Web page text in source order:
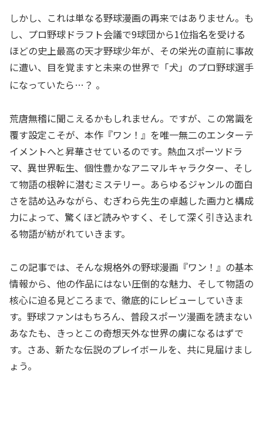
しかし、これは単なる野球漫画の再来ではありません。も
し、プロ野球ドラフト会議で9球団から1位指名を受ける
ほどの史上最高の天才野球少年が、その栄光の直前に事故
に遭い、目を覚ますと未来の世界で「犬」のプロ野球選手
になっていたら…？ 。
荒唐無稽に聞こえるかもしれません。ですが、この常識を
覆す設定こそが、本作『ワン！』を唯一無二のエンターテ
イメントへと昇華させているのです。熱血スポーツドラ
マ、異世界転生、個性豊かなアニマルキャラクター、そし
て物語の根幹に潜むミステリー。あらゆるジャンルの面白
さを詰め込みながら、むぎわら先生の卓越した画力と構成
力によって、驚くほど読みやすく、そして深く引き込まれ
る物語が紡がれていきます。
この記事では、そんな規格外の野球漫画『ワン！』の基本
情報から、他の作品にはない圧倒的な魅力、そして物語の
核心に迫る見どころまで、徹底的にレビューしていきま
す。野球ファンはもちろん、普段スポーツ漫画を読まない
あなたも、きっとこの奇想天外な世界の虜になるはずで
す。さあ、新たな伝説のプレイボールを、共に見届けまし
ょう。